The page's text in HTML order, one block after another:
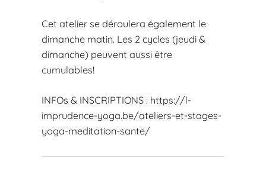
Cet atelier se déroulera également le
dimanche matin. Les 2 cycles (jeudi &
dimanche) peuvent aussi être
cumulables!
INFOs & INSCRIPTIONS : https://l-
imprudence-yoga.be/ateliers-et-stages-
yoga-meditation-sante/